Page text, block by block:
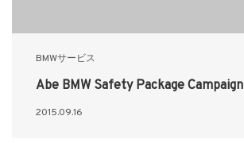
BMWサービス
Abe BMW Safety Package Campaign
2015.09.16